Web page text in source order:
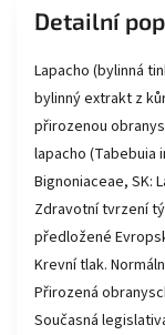
Detailní
Lapacho (bylinná
bylinný extrakt z
přirozenou
lapacho
Bignoniaceae, SK:
Zdravotní tvrzení
předložené
Krevní tlak.
Přirozená
Současná